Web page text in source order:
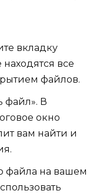
вкладку
все
файлов.
файл». В
окно
вам найти и
файла на вашем